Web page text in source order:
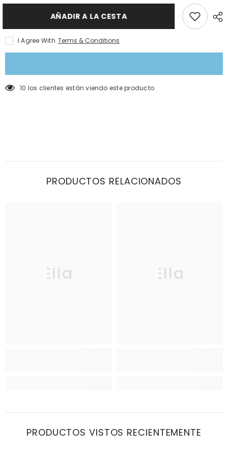
&quot;Reducir
cantidad
de
{{
producto
&quot;Aumentar
cantidad
de
{{
producto
AÑADIR A LA CESTA
I Agree With Terms & Conditions
112 los clientes están viendo este producto
PRODUCTOS RELACIONADOS
Ella Ella
PRODUCTOS VISTOS RECIENTEMENTE